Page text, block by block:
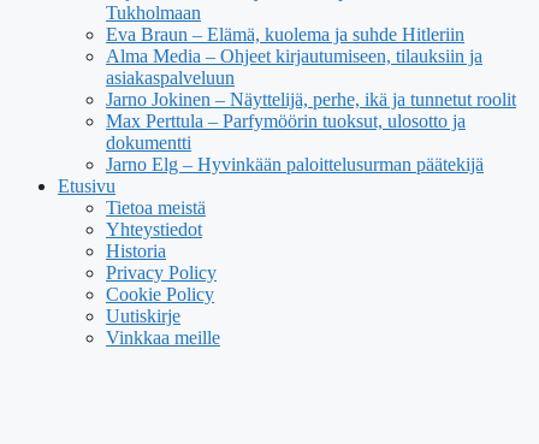
Tukholmaan
Eva Braun – Elämä, kuolema ja suhde Hitleriin
Alma Media – Ohjeet kirjautumiseen, tilauksiin ja
asiakaspalveluun
Jarno Jokinen – Näyttelijä, perhe, ikä ja tunnetut roolit
Max Perttula – Parfymöörin tuoksut, ulosotto ja
dokumentti
Jarno Elg – Hyvinkään paloittelusurman päätekijä
Etusivu
Tietoa meistä
Yhteystiedot
Historia
Privacy Policy
Cookie Policy
Uutiskirje
Vinkkaa meille